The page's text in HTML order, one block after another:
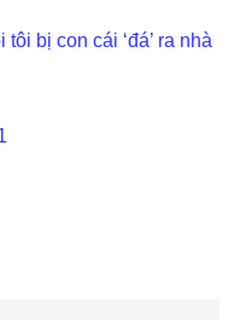
bị con cái ‘đá’ ra nhà